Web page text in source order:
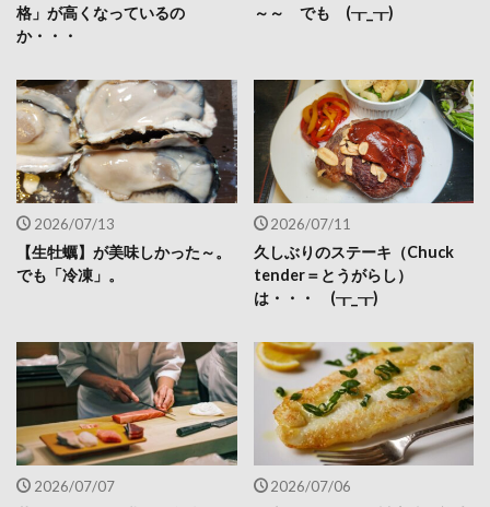
格」が高くなっているの
か・・・
～～ でも (┰_┰)
2026/07/13
【生牡蠣】が美味しかった～。
でも「冷凍」。
2026/07/11
久しぶりのステーキ（Chuck
tender＝とうがらし）
は・・・ (┰_┰)
2026/07/07 2026/07/06